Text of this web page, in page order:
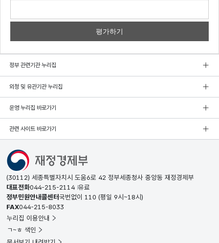
정부 관련기관 누리집
외청 및 유관기관 누리집
운영 누리집 바로가기
관련 사이트 바로가기
(30112) 세종특별자치시 도움6로 42 정부세종청사 중앙동 재정경제부
대표전화044-215-2114 유료
정부민원안내콜센터국번없이 110 (평일 9시~18시)
FAX044-215-8033
누리집 이용안내
ㄱ~ㅎ 색인